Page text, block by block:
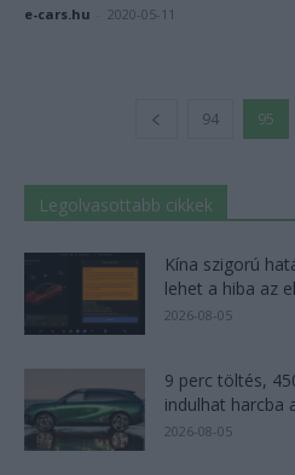
e-cars.hu 2020-05-11
94 95
Legolvasottabb cikkek
Kína szigorú
lehet a hiba az
2026-08-05
9 perc töltés,
indulhat harcba
2026-08-05